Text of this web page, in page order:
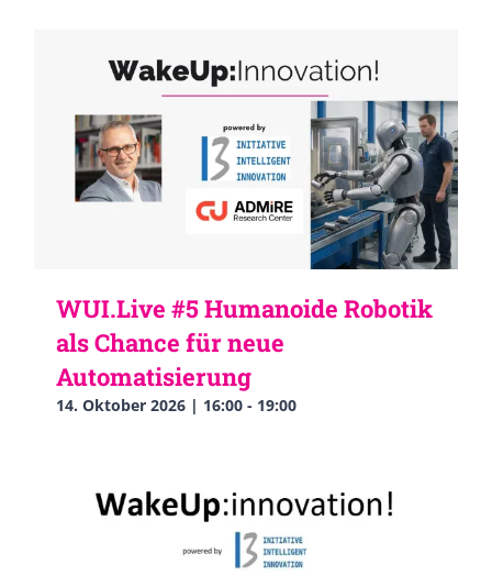
WUI.Live #5 Humanoide Robotik
als Chance für neue
Automatisierung
14. Oktober 2026 | 16:00 - 19:00